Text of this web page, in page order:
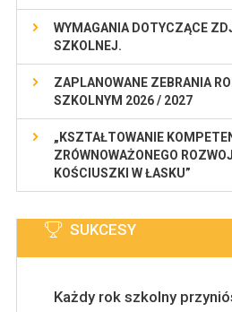
WYMAGANIA DOTYCZĄCE
SZKOLNEJ.
ZAPLANOWANE ZEBRANIA
SZKOLNYM 2026 / 2027
„KSZTAŁTOWANIE
ZRÓWNOWAŻONEGO
KOŚCIUSZKI W ŁASKU”
SUKCESY
Każdy rok szkolny